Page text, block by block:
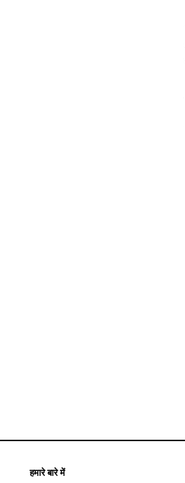
हमारे बारे में